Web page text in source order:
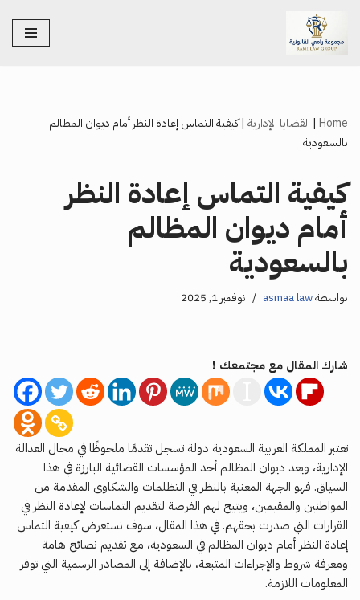
تخطى
Home
| القضايا الإدارية |كيفية التماس إعادة النظر أمام ديوان المظالم
بالسعودية
كيفية التماس إعادة النظر
أمام ديوان المظالم
بالسعودية
بواسطةasmaa law نوفمبر 1, 2025
شارك المقال مع مجتمعك !
تعتبر المملكة العربية السعودية دولة تسجل تقدمًا ملحوظًا في مجال العدالة
الإدارية، ويعد ديوان المظالم أحد المؤسسات القضائية البارزة في هذا
السياق. فهو الجهة المعنية بالنظر في التظلمات والشكاوى المقدمة من
المواطنين والمقيمين، ويتيح لهم الفرصة لتقديم التماسات لإعادة النظر في
القرارات التي صدرت بحقهم. في هذا المقال، سوف نستعرض كيفية التماس
إعادة النظر أمام ديوان المظالم في السعودية، مع تقديم نصائح هامة
ومعرفة شروط والإجراءات المتبعة، بالإضافة إلى المصادر الرسمية التي توفر
المعلومات اللازمة.